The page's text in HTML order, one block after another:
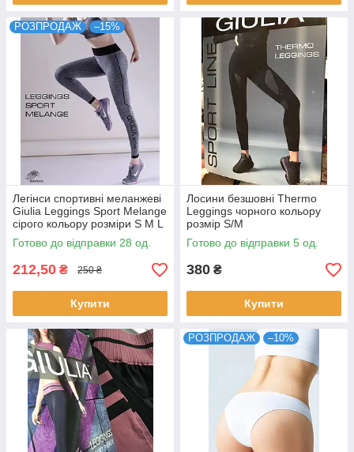
РОЗПРОДАЖ –15%
Легінси спортивні меланжеві
Giulia Leggings Sport Melange
сірого кольору розміри S M L
Готово до відправки 28 од.
212,50 ₴ 250 ₴
Купити
Лосини безшовні Thermo
Leggings чорного кольору
розмір S/M
Готово до відправки 5 од.
380 ₴
Купити
РОЗПРОДАЖ –10%